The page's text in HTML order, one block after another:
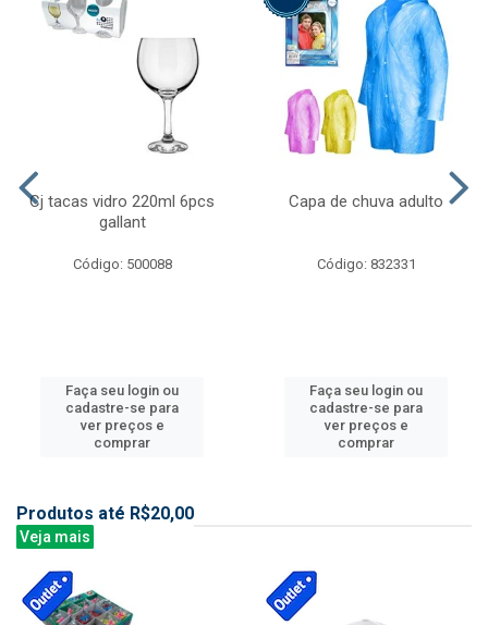
Cj tacas vidro 220ml 6pcs
gallant
Código: 500088
Faça seu login ou
cadastre-se para
ver preços e
comprar
Capa de chuva adulto
Código: 832331
Faça seu login ou
cadastre-se para
ver preços e
comprar
Produtos até R$20,00
Veja mais